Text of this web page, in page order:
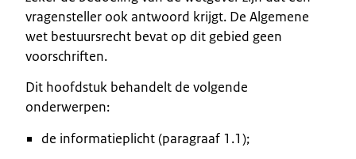
vragensteller ook antwoord krijgt. De Algemene
wet bestuursrecht bevat op dit gebied geen
voorschriften.
Dit hoofdstuk behandelt de volgende
onderwerpen:
de informatieplicht (paragraaf 1.1);